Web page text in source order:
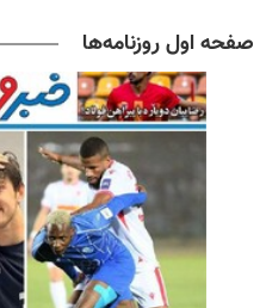
صفحه اول روزنامه‌ها